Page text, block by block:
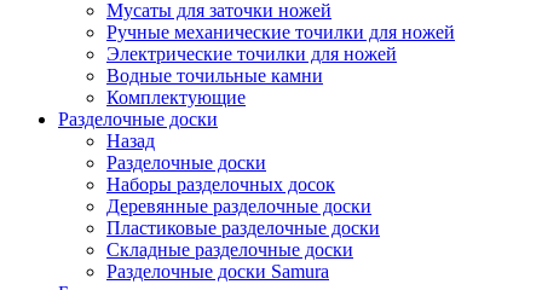
Мусаты для заточки ножей
Ручные механические точилки для ножей
Электрические точилки для ножей
Водные точильные камни
Комплектующие
Разделочные доски
Назад
Разделочные доски
Наборы разделочных досок
Деревянные разделочные доски
Пластиковые разделочные доски
Складные разделочные доски
Разделочные доски Samura